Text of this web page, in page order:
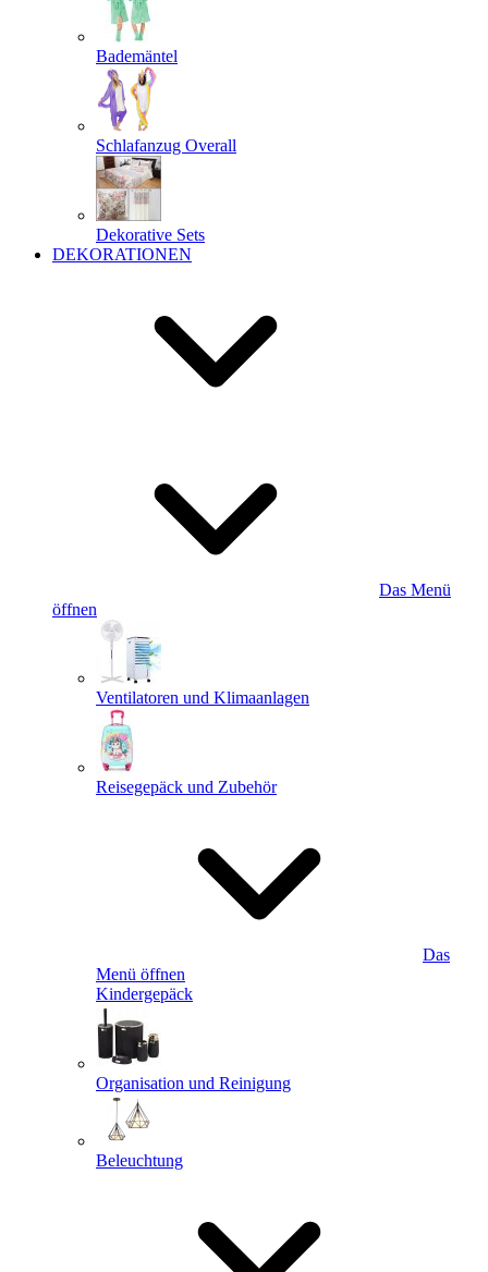
Bademäntel
Schlafanzug Overall
Dekorative Sets
DEKORATIONEN
Das Menü
öffnen
Ventilatoren und Klimaanlagen
Reisegepäck und Zubehör
Das
Menü öffnen
Kindergepäck
Organisation und Reinigung
Beleuchtung